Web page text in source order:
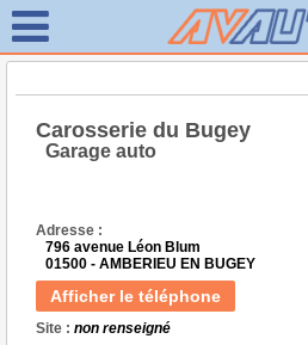
Carosserie du Bugey
Garage auto
Adresse :
796 avenue Léon Blum
01500 - AMBERIEU EN BUGEY
Afficher le téléphone
Site : non renseigné